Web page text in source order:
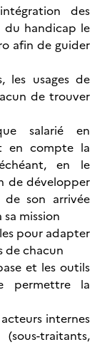
des
du handicap le
afin de guider
les usages de
de trouver
salarié en
en compte la
en le
de développer
son arrivée
mission
pour adapter
de chacun
et les outils
permettre la
internes
traitants,